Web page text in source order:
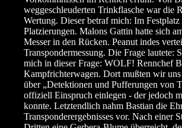
weggeschleuderten Trinkflasche war die
Wertung. Dieser betraf mich: Im
Platzierungen. Malons Gattin hatte sich
Messer in den Rücken. Peanut indes
Transpondermessung. Die Frage lautete:
mich in dieser Frage: WOLF! Rennchef
Kampfrichterwagen. Dort mußten wir
über „Detektionen und Pufferungen von
offiziell Einspruch einlegen - der jedoch
konnte. Letztendlich nahm Bastian die
Transponderergebnisses vor. Nach einer